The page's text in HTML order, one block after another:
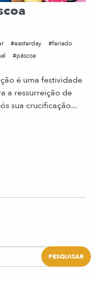
easterday
feriado
páscoa
é uma festividade
a ressurreição de
sua crucificação...